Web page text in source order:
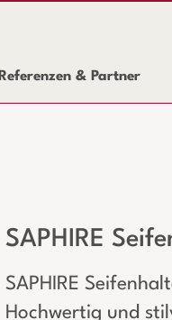
Referenzen & Partner
SAPHIRE
SAPHIRE
Hochwertig und